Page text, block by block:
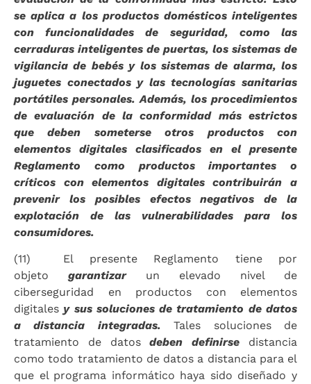
se aplica a los productos domésticos inteligentes
con funcionalidades de seguridad, como las
cerraduras inteligentes de puertas, los sistemas de
vigilancia de bebés y los sistemas de alarma, los
juguetes conectados y las tecnologías sanitarias
portátiles personales. Además, los procedimientos
de evaluación de la conformidad más estrictos
que deben someterse otros productos con
elementos digitales clasificados en el presente
Reglamento como productos importantes o
críticos con elementos digitales contribuirán a
prevenir los posibles efectos negativos de la
explotación de las vulnerabilidades para los
consumidores.
(11) El presente Reglamento tiene por
objeto garantizarun elevado nivel de
ciberseguridad en productos con elementos
digitales y sus soluciones de tratamiento de datos
a distancia integradas.Tales soluciones de
tratamiento de datosdeben definirse distancia
como todo tratamiento de datos a distancia para el
que el programa informático haya sido diseñado y